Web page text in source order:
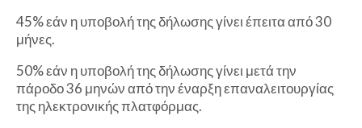
45% εάν η υποβολή της δήλωσης γίνει έπειτα από 30
μήνες.
50% εάν η υποβολή της δήλωσης γίνει μετά την
πάροδο 36 μηνών από την έναρξη επαναλειτουργίας
της ηλεκτρονικής πλατφόρμας.